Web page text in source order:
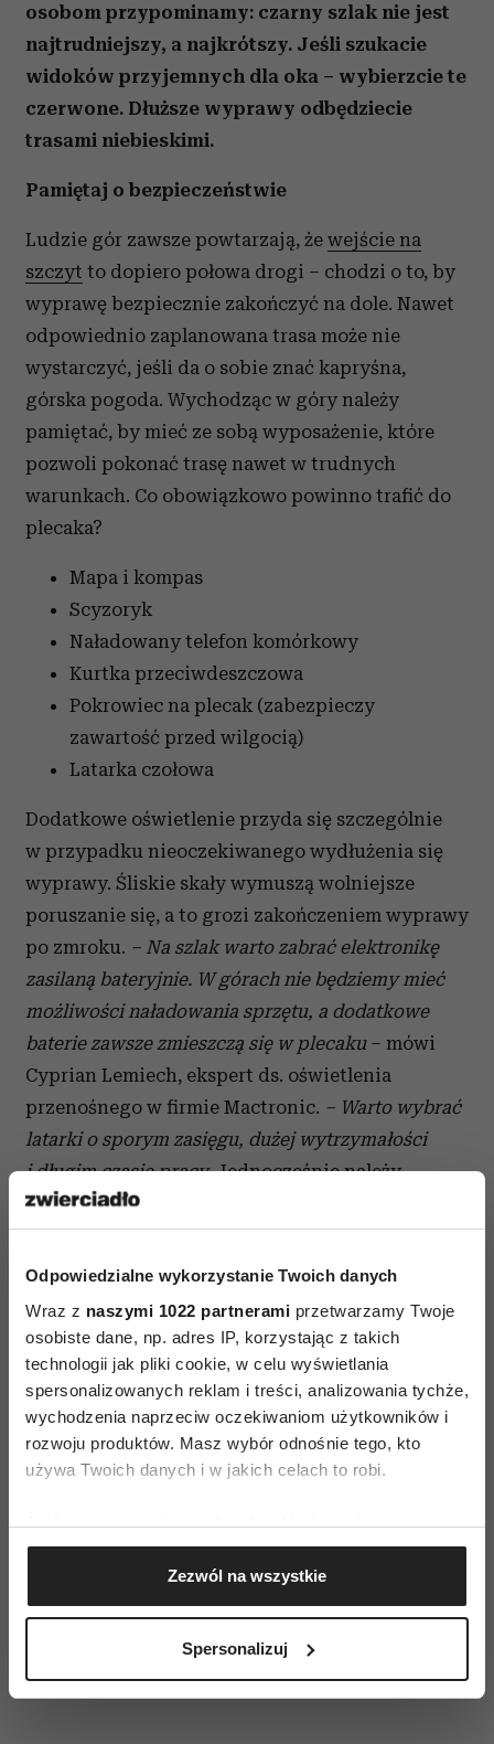
Odpowiedzialne wykorzystanie Twoich danych
Wraz z naszymi 1022 partnerami przetwarzamy Twoje
osobiste dane, np. adres IP, korzystając z takich
technologii jak pliki cookie, w celu wyświetlania
spersonalizowanych reklam i treści, analizowania tychże,
wychodzenia naprzeciw oczekiwaniom użytkowników i
rozwoju produktów. Masz wybór odnośnie tego, kto
używa Twoich danych i w jakich celach to robi.
Jeśli wyrazisz na to zgodę, chcielibyśmy również:
Gromadzić dane dotyczące Twojej lokalizacji
geograficznej z dokładnością nawet do kilku metrów
Identyfikować Twoje urządzenie, aktywnie
(fingerprinting, czyli wirtualny odcisk palca)
Zezwól na wszystkie
Spersonalizuj
osobom przypominamy: czarny szlak nie jest
najtrudniejszy, a najkrótszy. Jeśli szukacie
widoków przyjemnych dla oka – wybierzcie te
czerwone. Dłuższe wyprawy odbędziecie
trasami niebieskimi.
Pamiętaj o bezpieczeństwie
Ludzie gór zawsze powtarzają, że wejście na
szczyt to dopiero połowa drogi – chodzi o to, by
wyprawę bezpiecznie zakończyć na dole. Nawet
odpowiednio zaplanowana trasa może nie
wystarczyć, jeśli da o sobie znać kapryśna,
górska pogoda. Wychodząc w góry należy
pamiętać, by mieć ze sobą wyposażenie, które
pozwoli pokonać trasę nawet w trudnych
warunkach. Co obowiązkowo powinno trafić do
plecaka?
Mapa i kompas
Scyzoryk
Naładowany telefon komórkowy
Kurtka przeciwdeszczowa
Pokrowiec na plecak (zabezpieczy
zawartość przed wilgocią)
Latarka czołowa
Dodatkowe oświetlenie przyda się szczególnie
w przypadku nieoczekiwanego wydłużenia się
wyprawy. Śliskie skały wymuszą wolniejsze
poruszanie się, a to grozi zakończeniem wyprawy
po zmroku. – Na szlak warto zabrać elektronikę
zasilaną bateryjnie. W górach nie będziemy mieć
możliwości naładowania sprzętu, a dodatkowe
baterie zawsze zmieszczą się w plecaku– mówi
Cyprian Lemiech, ekspert ds. oświetlenia
przenośnego w firmie Mactronic. – Warto wybrać
latarki o sporym zasięgu, dużej wytrzymałości
i długim czasie pracy.Jednocześnie należy
pamiętać, by nie narażać się na niepotrzebne
niebezpieczeństwo – nie wchodzić na zamknięte
szlaki, sprawdzać najnowsze prognozy i zwracać
uwagę na komunikaty GOPR dotyczące
zagrożenia lawinowego. Wiosenne wyjście
w góry może być świetną zabawą, ale należy
pamiętać, że to rozrywka dla osób
odpowiedzialnych.
Przed wyjściem w góry pamiętaj, by:
Dobrze zaplanować trasę
Odpowiednio się ubrać (na „cebulkę”)
Sprawdzić najnowszą prognozę i
komunikaty GOPR